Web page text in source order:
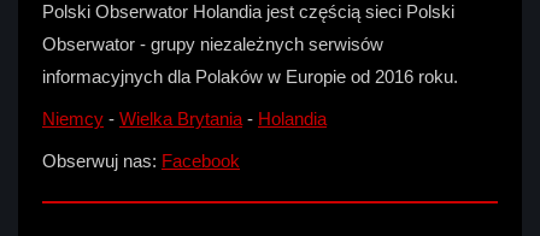
Polski Obserwator Holandia jest częścią sieci Polski
Obserwator - grupy niezależnych serwisów
informacyjnych dla Polaków w Europie od 2016 roku.
Niemcy - Wielka Brytania- Holandia
Obserwuj nas: Facebook